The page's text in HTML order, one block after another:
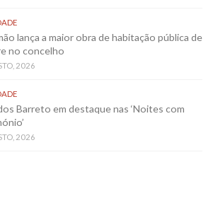
lança a maior obra de habitação pública de
no concelho
2026
Barreto em destaque nas ‘Noites com
2026